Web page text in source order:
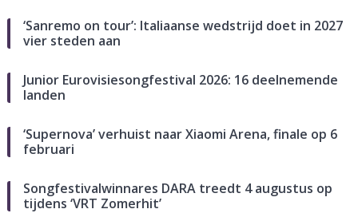
‘Sanremo on tour’: Italiaanse wedstrijd doet in 2027
vier steden aan
Junior Eurovisiesongfestival 2026: 16 deelnemende
landen
‘Supernova’ verhuist naar Xiaomi Arena, finale op 6
februari
Songfestivalwinnares DARA treedt 4 augustus op
tijdens ‘VRT Zomerhit’